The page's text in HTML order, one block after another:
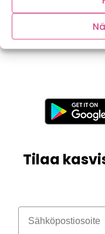
Joulu on monille
valmistellaan
Tilaa